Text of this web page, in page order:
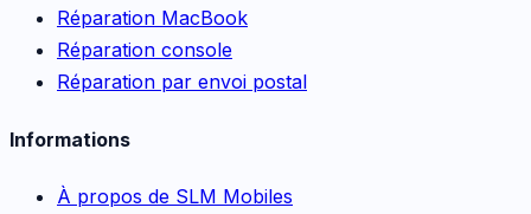
Réparation MacBook
Réparation console
Réparation par envoi postal
Informations
À propos de SLM Mobiles